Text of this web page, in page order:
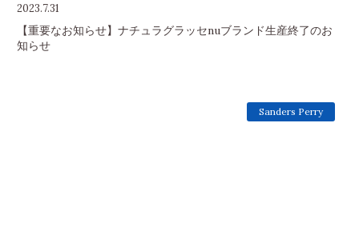
2023.7.31
【重要なお知らせ】ナチュラグラッセnuブランド生産終了のお
知らせ
Sanders Perry